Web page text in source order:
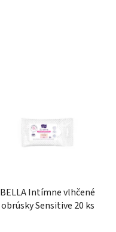
BELLA Intímne vlhčené
obrúsky Sensitive 20 ks